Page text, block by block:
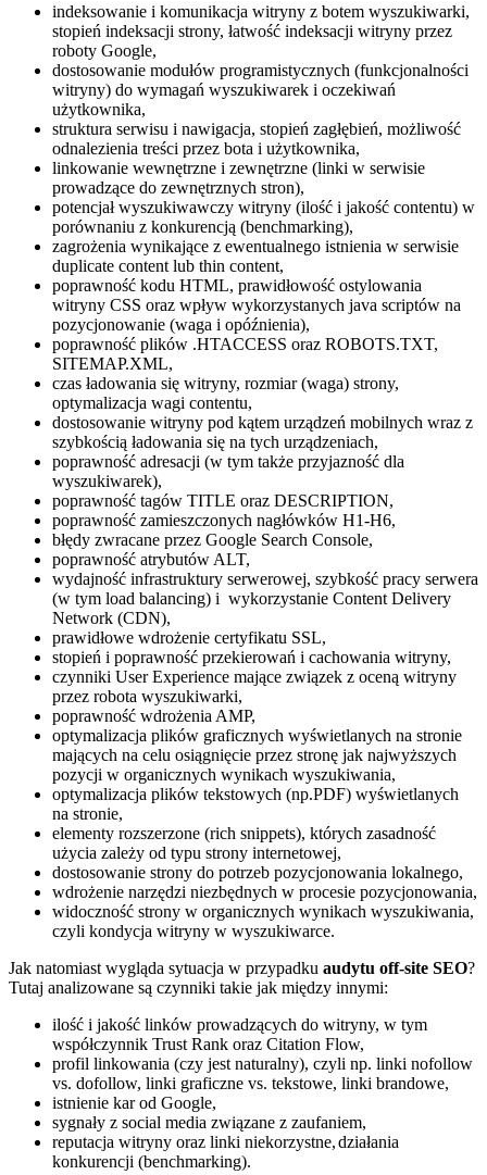
indeksowanie i komunikacja witryny z botem wyszukiwarki,
stopień indeksacji strony, łatwość indeksacji witryny przez
roboty Google,
dostosowanie modułów programistycznych (funkcjonalności
witryny) do wymagań wyszukiwarek i oczekiwań
użytkownika,
struktura serwisu i nawigacja, stopień zagłębień, możliwość
odnalezienia treści przez bota i użytkownika,
linkowanie wewnętrzne i zewnętrzne (linki w serwisie
prowadzące do zewnętrznych stron),
potencjał wyszukiwawczy witryny (ilość i jakość contentu) w
porównaniu z konkurencją (benchmarking),
zagrożenia wynikające z ewentualnego istnienia w serwisie
duplicate content lub thin content,
poprawność kodu HTML, prawidłowość ostylowania
witryny CSS oraz wpływ wykorzystanych java scriptów na
pozycjonowanie (waga i opóźnienia),
poprawność plików .HTACCESS oraz ROBOTS.TXT,
SITEMAP.XML,
czas ładowania się witryny, rozmiar (waga) strony,
optymalizacja wagi contentu,
dostosowanie witryny pod kątem urządzeń mobilnych wraz z
szybkością ładowania się na tych urządzeniach,
poprawność adresacji (w tym także przyjazność dla
wyszukiwarek),
poprawność tagów TITLE oraz DESCRIPTION,
poprawność zamieszczonych nagłówków H1-H6,
błędy zwracane przez Google Search Console,
poprawność atrybutów ALT,
wydajność infrastruktury serwerowej, szybkość pracy serwera
(w tym load balancing) i wykorzystanie Content Delivery
Network (CDN),
prawidłowe wdrożenie certyfikatu SSL,
stopień i poprawność przekierowań i cachowania witryny,
czynniki User Experience mające związek z oceną witryny
przez robota wyszukiwarki,
poprawność wdrożenia AMP,
optymalizacja plików graficznych wyświetlanych na stronie
mających na celu osiągnięcie przez stronę jak najwyższych
pozycji w organicznych wynikach wyszukiwania,
optymalizacja plików tekstowych (np.PDF) wyświetlanych
na stronie,
elementy rozszerzone (rich snippets), których zasadność
użycia zależy od typu strony internetowej,
dostosowanie strony do potrzeb pozycjonowania lokalnego,
wdrożenie narzędzi niezbędnych w procesie pozycjonowania,
widoczność strony w organicznych wynikach wyszukiwania,
czyli kondycja witryny w wyszukiwarce.
Jak natomiast wygląda sytuacja w przypadku audytu off-site SEO?
Tutaj analizowane są czynniki takie jak między innymi:
ilość i jakość linków prowadzących do witryny, w tym
współczynnik Trust Rank oraz Citation Flow,
profil linkowania (czy jest naturalny), czyli np. linki nofollow
vs. dofollow, linki graficzne vs. tekstowe, linki brandowe,
istnienie kar od Google,
sygnały z social media związane z zaufaniem,
reputacja witryny oraz linki niekorzystne,działania
konkurencji (benchmarking).